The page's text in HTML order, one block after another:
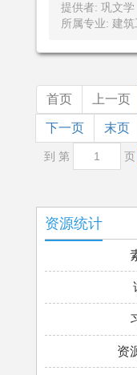
提供者: 巩文学
所属专业: 建
首页 上一页
下一页 末页
到 第 页
资源统计
资